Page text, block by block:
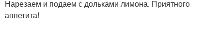
Нарезаем и подаем с дольками лимона. Приятного
аппетита!